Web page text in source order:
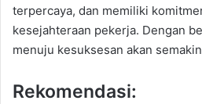
terpercaya, dan memiliki
kesejahteraan pekerja. Dengan
menuju kesuksesan akan
Rekomendasi: